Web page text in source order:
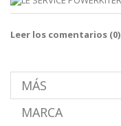
Leer los comentarios (0)
MÁS
MARCA